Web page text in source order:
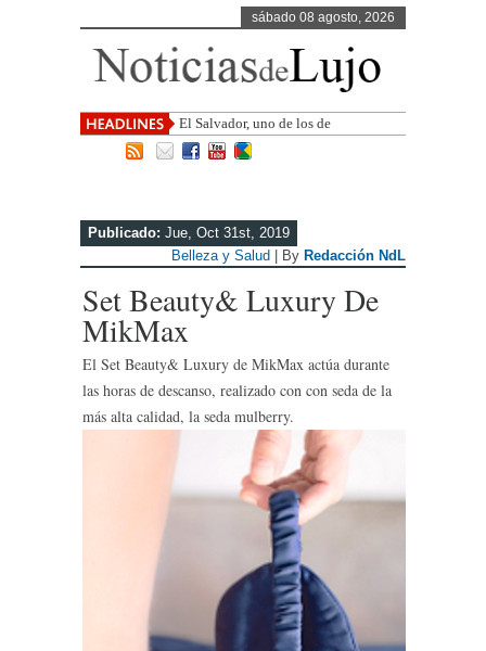
sábado 08 agosto, 2026
El Salvador, uno de los destinos con
mayor proyección de C
Publicado: Jue, Oct 31st, 2019
Belleza y Salud | By Redacción NdL
Set Beauty& Luxury De
MikMax
El Set Beauty& Luxury de MikMax actúa durante
las horas de descanso, realizado con con seda de la
más alta calidad, la seda mulberry.